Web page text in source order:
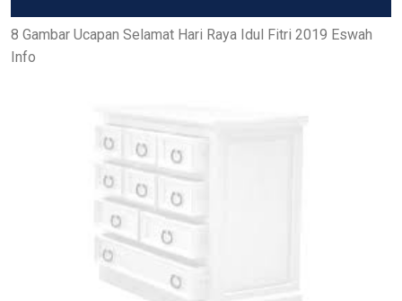
8 Gambar Ucapan Selamat Hari Raya Idul Fitri 2019 Eswah
Info